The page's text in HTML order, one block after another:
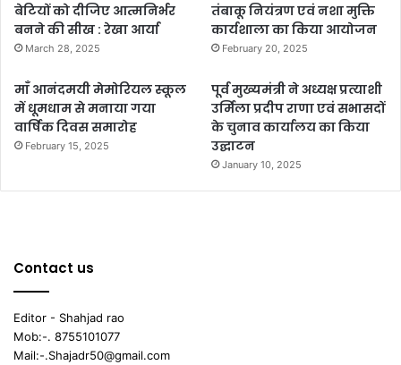
बेटियों को दीजिए आत्मनिर्भर
बनने की सीख : रेखा आर्या
March 28, 2025
तंबाकू नियंत्रण एवं नशा मुक्ति
कार्यशाला का किया आयोजन
February 20, 2025
माँ आनंदमयी मेमोरियल स्कूल
में धूमधाम से मनाया गया
वार्षिक दिवस समारोह
February 15, 2025
पूर्व मुख्यमंत्री ने अध्यक्ष प्रत्याशी
उर्मिला प्रदीप राणा एवं सभासदों
के चुनाव कार्यालय का किया
उद्घाटन
January 10, 2025
Contact us
Editor - Shahjad rao
Mob:-. 8755101077
Mail:-.Shajadr50@gmail.com